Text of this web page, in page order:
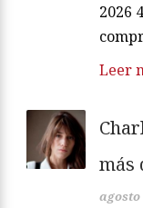
2026
Leer
más
agosto